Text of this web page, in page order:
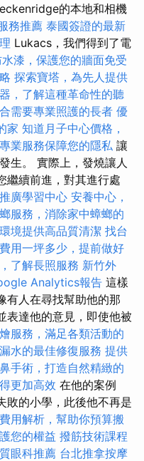
的本地和相機
務推薦 泰國簽證的最新
Lukacs，我們得到了電
水漆，保護您的牆面免受
探索寶塔，為先人提供
，了解這種革命性的聽
需要專業照護的長者 優
家 知道月子中心價格，
業服務保障您的隱私 讓
生。 實際上，發燒讓人
繼續前進，對其進行處
廣學習中心 安養中心，
服務，消除家中蟑螂的
境提供高品質清潔 找台
用一坪多少，提前做好
了解長照服務 新竹外
Analytics報告 這樣
有人在尋找幫助他的那
表達他的意見，即使他被
服務，滿足各類活動的
水的最佳修復服務 提供
手術，打造自然精緻的
更加高效 在他的案例
敗的小學，此後他不再是
用解析，幫助你預算搬
您的權益 撥筋技術課程
眼科推薦 台北推拿按摩